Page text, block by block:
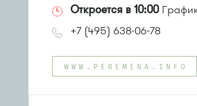
Откроется в 10:00
+7 (495) 638-06-78
WWW.PEREMENA.INFO